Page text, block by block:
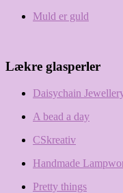
Muld er guld
Lækre glasperler
Daisychain
A bead a day
CSkreativ
Handmade
Pretty things